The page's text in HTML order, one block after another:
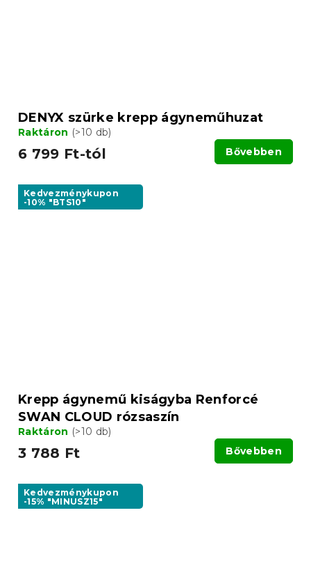
DENYX szürke krepp ágyneműhuzat
Raktáron (>10 db)
6 799 Ft-tól Bővebben
Kedvezménykupon
-10% "BTS10"
Krepp ágynemű kiságyba Renforcé
SWAN CLOUD rózsaszín
Raktáron (>10 db)
3 788 Ft Bővebben
Kedvezménykupon
-15% "MINUSZ15"